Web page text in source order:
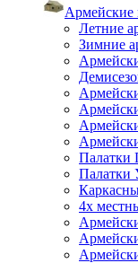
Армейские
Летние
Зимние
Палатки
4х